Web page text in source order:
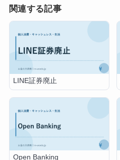
関連する記事
LINE証券廃止
Open Banking